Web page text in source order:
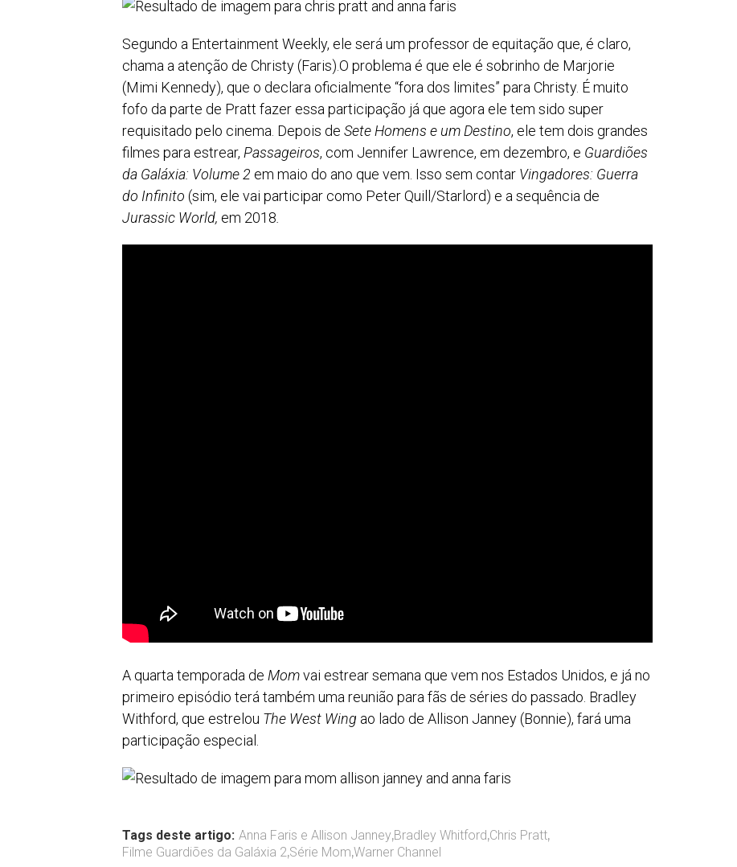
Segundo a Entertainment Weekly, ele será um professor de equitação que, é claro,
chama a atenção de Christy (Faris).O problema é que ele é sobrinho de Marjorie
(Mimi Kennedy), que o declara oficialmente “fora dos limites” para Christy. É muito
fofo da parte de Pratt fazer essa participação já que agora ele tem sido super
requisitado pelo cinema. Depois de Sete Homens e um Destino, ele tem dois grandes
filmes para estrear, Passageiros, com Jennifer Lawrence, em dezembro, e Guardiões
da Galáxia: Volume 2 em maio do ano que vem. Isso sem contar Vingadores: Guerra
do Infinito (sim, ele vai participar como Peter Quill/Starlord) e a sequência de
Jurassic World, em 2018
A quarta temporada de Momvai estrear semana que vem nos Estados Unidos, e já no
primeiro episódio terá também uma reunião para fãs de séries do passado. Bradley
Withford, que estrelou The West Wing ao lado de Allison Janney (Bonnie), fará uma
participação especial.
Tags deste artigo: Anna Faris e Allison Janney,Bradley Whitford,Chris Pratt,
Filme Guardiões da Galáxia 2,Série Mom,Warner Channel